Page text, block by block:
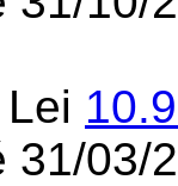
31/03/